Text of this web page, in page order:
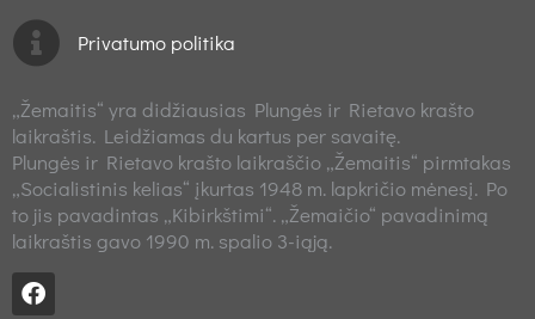
Privatumo politika
„Žemaitis“ yra didžiausias Plungės ir Rietavo krašto
laikraštis. Leidžiamas du kartus per savaitę.
Plungės ir Rietavo krašto laikraščio „Žemaitis“ pirmtakas
„Socialistinis kelias“ įkurtas 1948 m. lapkričio mėnesį. Po
to jis pavadintas „Kibirkštimi“. „Žemaičio“ pavadinimą
laikraštis gavo 1990 m. spalio 3-iąją.